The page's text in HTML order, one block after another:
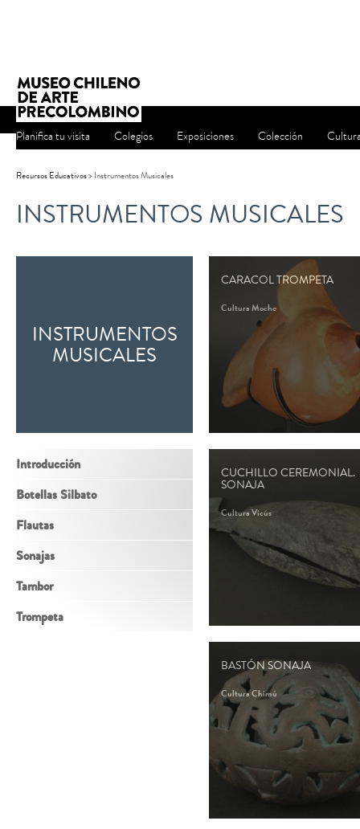
Planifica tu visita Colegios Exposiciones Colección
Recursos Educativos>Instrumentos Musicales
INSTRUMENTOS MUSICALES
INSTRUMENTOS
MUSICALES
Introducción
Botellas Silbato
Flautas
Sonajas
Tambor
Trompeta
CARACOL TROMPETA
Cultura Moche
CUCHILLO CEREMONIAL.
SONAJA
Cultura Vicús
BASTÓN SONAJA
Cultura Chimú